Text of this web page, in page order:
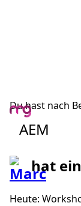
Du hast nach
AEM
hat
Heute: